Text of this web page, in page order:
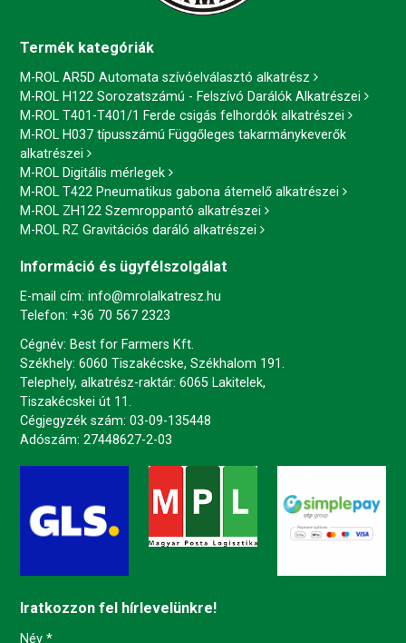
Termék kategóriák
M-ROL AR5D Automata szívóelválasztó alkatrész
M-ROL H122 Sorozatszámú - Felszívó Darálók Alkatrészei
M-ROL T401-T401/1 Ferde csigás felhordók alkatrészei
M-ROL H037 típusszámú Függőleges takarmánykeverők
alkatrészei
M-ROL Digitális mérlegek
M-ROL T422 Pneumatikus gabona átemelő alkatrészei
M-ROL ZH122 Szemroppantó alkatrészei
M-ROL RZ Gravitációs daráló alkatrészei
Információ és ügyfélszolgálat
E-mail cím: info@mrolalkatresz.hu
Telefon: +36 70 567 2323
Cégnév: Best for Farmers Kft.
Székhely: 6060 Tiszakécske, Székhalom 191.
Telephely, alkatrész-raktár: 6065 Lakitelek,
Tiszakécskei út 11.
Cégjegyzék szám: 03-09-135448
Adószám: 27448627-2-03
Iratkozzon fel hírlevelünkre!
-Név *